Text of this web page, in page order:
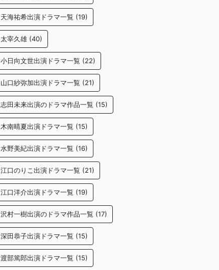
天海祐希出演ドラマ一覧 (19)
太宰久雄 (40)
小日向文世出演ドラマ一覧 (22)
山口紗弥加出演ドラマ一覧 (21)
志田未来出演のドラマ作品一覧 (15)
木南晴夏出演ドラマ一覧 (15)
水野美紀出演ドラマ一覧 (16)
江口のりこ出演ドラマ一覧 (21)
江口洋介出演ドラマ一覧 (19)
沢村一樹出演のドラマ作品一覧 (17)
深田恭子出演ドラマ一覧 (15)
渡部篤郎出演ドラマ一覧 (15)